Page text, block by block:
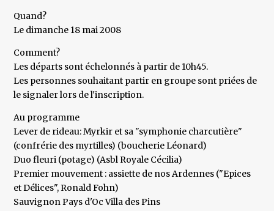
Quand?
Le dimanche 18 mai 2008
Comment?
Les départs sont échelonnés à partir de 10h45.
Les personnes souhaitant partir en groupe sont priées de
le signaler lors de l'inscription.
Au programme
Lever de rideau: Myrkir et sa "symphonie charcutière"
(confrérie des myrtilles) (boucherie Léonard)
Duo fleuri (potage) (Asbl Royale Cécilia)
Premier mouvement : assiette de nos Ardennes ("Epices
et Délices", Ronald Fohn)
Sauvignon Pays d'Oc Villa des Pins